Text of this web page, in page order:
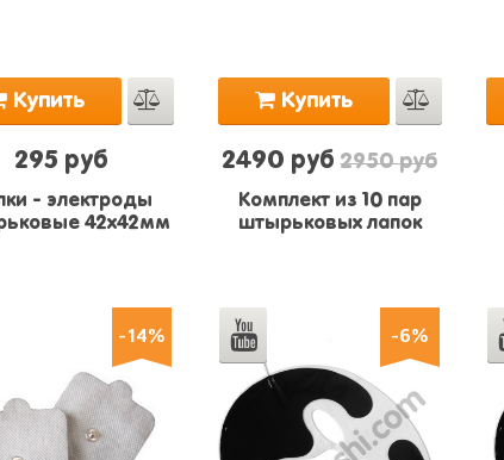
Купить
295 руб
- электроды
42х42мм
Купить
2490 руб 2950 руб
Комплект из 10 пар
штырьковых лапок
-14% -6%